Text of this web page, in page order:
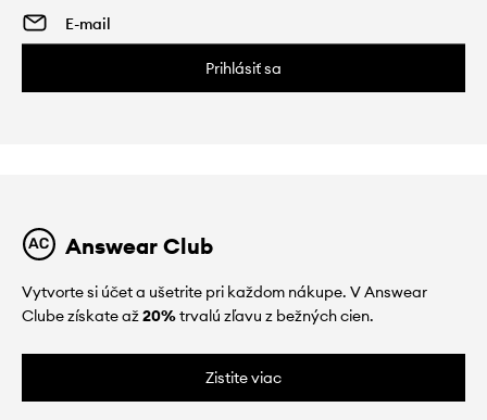
Prihlásiť sa
Answear Club
Vytvorte si účet a ušetrite pri každom nákupe. V Answear
Clube získate až20%trvalú zľavu z bežných cien.
Zistite viac